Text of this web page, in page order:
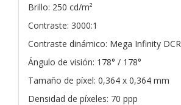
Brillo: 250 cd/m²
Contraste: 3000:1
Contraste dinámico: Mega Infinity DCR
Ángulo de visión: 178° / 178°
Tamaño de píxel: 0,364 x 0,364 mm
Densidad de píxeles: 70 ppp